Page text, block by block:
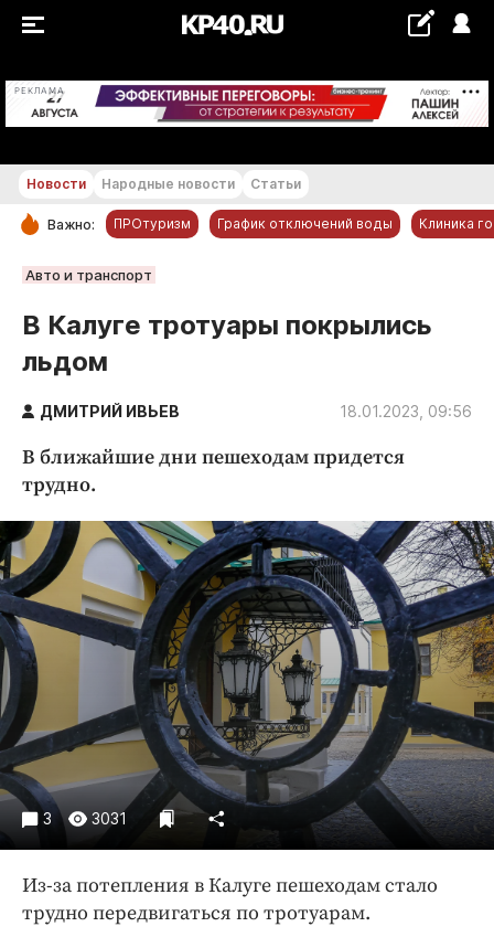
РЕКЛАМА +24...+25 °С
РУБРИКИ
Новости компаний
Статьи
Народные новости
Авто и транспорт
Благоустройство
Культура
Недвижимость и ЖКХ
Образование
Общество
Погода
Праздники
Происшествия
Спорт
Экономика и бизнес
ПРОЕКТЫ
Блоги
Издания
Новости Народные новости Статьи
Важно: ПРОтуризм График отключений воды Клиника
Авто и транспорт
В Калуге тротуары покрылись
льдом
ДМИТРИЙ ИВЬЕВ 18.01.2023, 09:56
В ближайшие дни пешеходам придется
трудно.
3 3031
Из-за потепления в Калуге пешеходам стало
трудно передвигаться по тротуарам.